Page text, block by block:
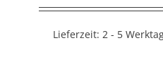
Lieferzeit: 2 - 5